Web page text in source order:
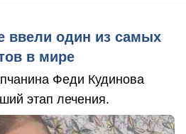
ввели один из самых
в мире
Феди Кудинова
этап лечения.